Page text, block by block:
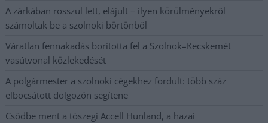
A zárkában rosszul lett, elájult – ilyen körülményekről
számoltak be a szolnoki börtönből
Váratlan fennakadás borította fel a Szolnok–Kecskemét
vasútvonal közlekedését
A polgármester a szolnoki cégekhez fordult: több száz
elbocsátott dolgozón segítene
Csődbe ment a tószegi Accell Hunland, a hazai